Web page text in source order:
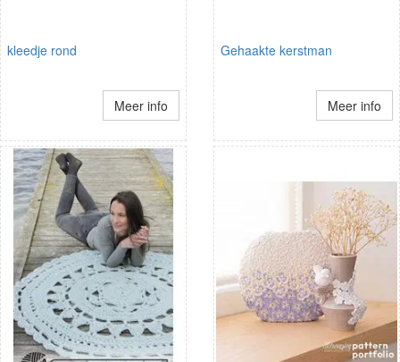
kleedje rond
Meer info
Gehaakte kerstman
Meer info